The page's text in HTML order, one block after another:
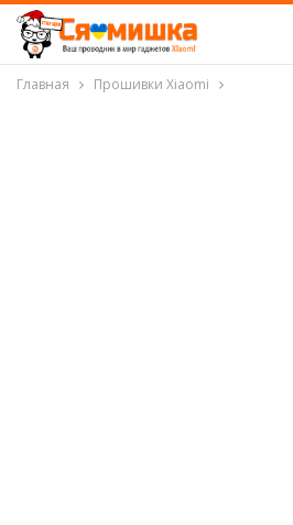
Главная Прошивки Xiaomi